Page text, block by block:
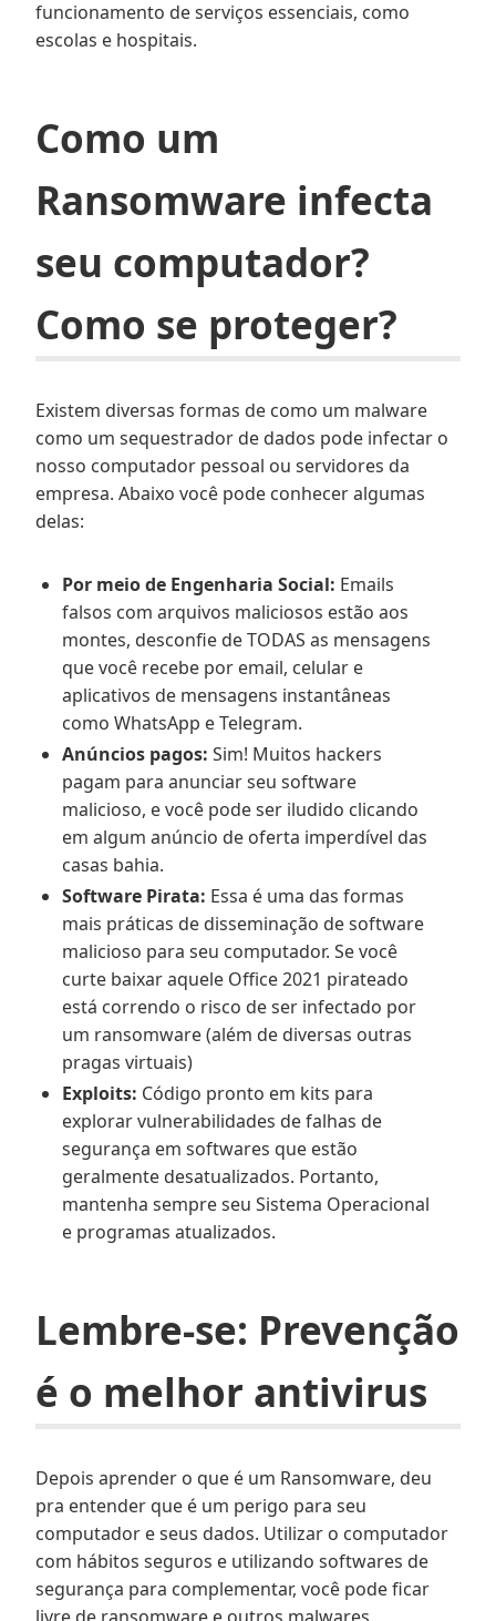
funcionamento de serviços essenciais, como
escolas e hospitais.
Como um
Ransomware infecta
seu computador?
Como se proteger?
Existem diversas formas de como um malware
como um sequestrador de dados pode infectar o
nosso computador pessoal ou servidores da
empresa. Abaixo você pode conhecer algumas
delas:
Por meio de Engenharia Social: Emails
falsos com arquivos maliciosos estão aos
montes, desconfie de TODAS as mensagens
que você recebe por email, celular e
aplicativos de mensagens instantâneas
como WhatsApp e Telegram.
Anúncios pagos: Sim! Muitos hackers
pagam para anunciar seu software
malicioso, e você pode ser iludido clicando
em algum anúncio de oferta imperdível das
casas bahia.
Software Pirata: Essa é uma das formas
mais práticas de disseminação de software
malicioso para seu computador. Se você
curte baixar aquele Office 2021 pirateado
está correndo o risco de ser infectado por
um ransomware (além de diversas outras
pragas virtuais)
Exploits: Código pronto em kits para
explorar vulnerabilidades de falhas de
segurança em softwares que estão
geralmente desatualizados. Portanto,
mantenha sempre seu Sistema Operacional
e programas atualizados.
Lembre-se: Prevenção
é o melhor antivirus
Depois aprender o que é um Ransomware, deu
pra entender que é um perigo para seu
computador e seus dados. Utilizar o computador
com hábitos seguros e utilizando softwares de
segurança para complementar, você pode ficar